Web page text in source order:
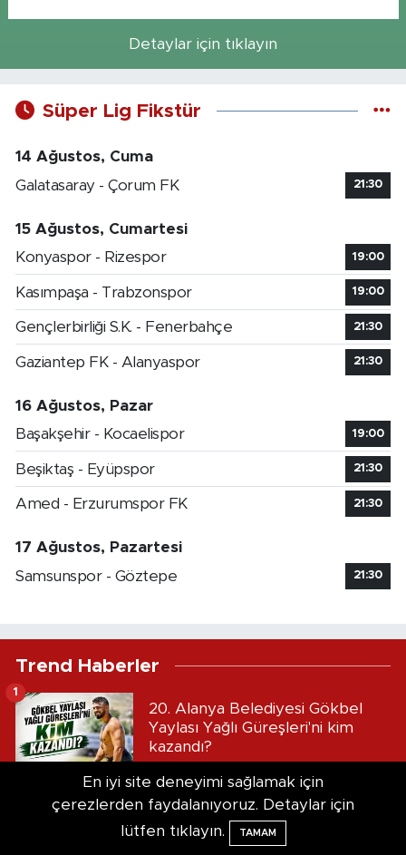
Detaylar için tıklayın
Süper Lig Fikstür
14 Ağustos, Cuma
Galatasaray - Çorum FK
21:30
15 Ağustos, Cumartesi
Konyaspor - Rizespor
19:00
Kasımpaşa - Trabzonspor 19:00
Gençlerbirliği S.K. - Fenerbahçe 21:30
Gaziantep FK - Alanyaspor 21:30
16 Ağustos, Pazar
Başakşehir - Kocaelispor
19:00
Beşiktaş - Eyüpspor 21:30
Amed - Erzurumspor FK 21:30
17 Ağustos, Pazartesi
Samsunspor - Göztepe
21:30
Trend Haberler
20. Alanya Belediyesi Gökbel
Yaylası Yağlı Güreşleri'ni kim
kazandı?
1
Manavgat’ta sahil düzenlemesi
En iyi site deneyimi sağlamak için
çerezlerden faydalanıyoruz. Detaylar için
lütfen tıklayın.
TAMAM